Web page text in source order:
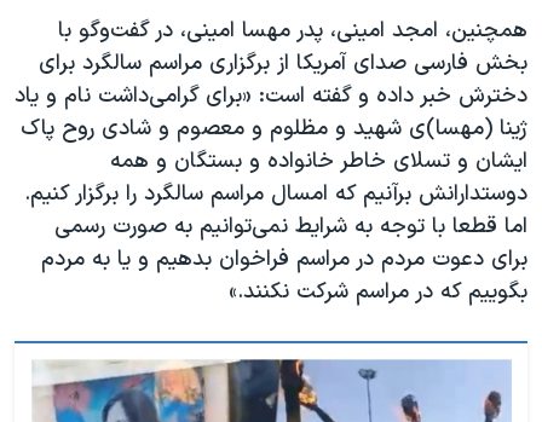
همچنین، امجد امینی، پدر مهسا امینی، در گفت‌و‌گو با
بخش فارسی صدای آمریکا از برگزاری مراسم سالگرد برای
دخترش خبر داده و گفته است: «برای گرامی‌داشت نام و یاد
ژینا (مهسا)ی شهید و مظلوم و معصوم و شادی روح پاک
ایشان و تسلای خاطر خانواده و بستگان و همه
دوستدارانش برآنیم که امسال مراسم سالگرد را برگزار کنیم.
اما قطعا با توجه به شرایط نمی‌توانیم به صورت رسمی
برای دعوت مردم در مراسم فراخوان بدهیم و یا به مردم
بگوییم که در مراسم شرکت نکنند.»